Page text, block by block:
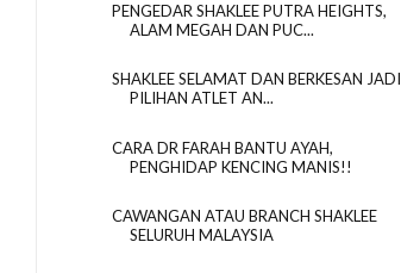
PENGEDAR SHAKLEE PUTRA HEIGHTS,
ALAM MEGAH DAN PUC...
SHAKLEE SELAMAT DAN BERKESAN JADI
PILIHAN ATLET AN...
CARA DR FARAH BANTU AYAH,
PENGHIDAP KENCING MANIS!!
CAWANGAN ATAU BRANCH SHAKLEE
SELURUH MALAYSIA